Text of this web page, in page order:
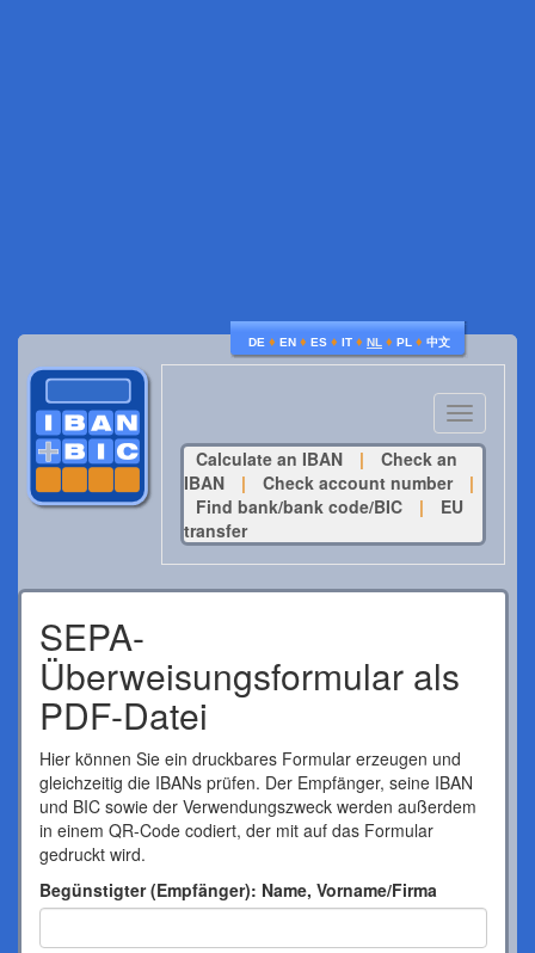
DE ♦ EN ♦ ES ♦ IT ♦ NL ♦ PL ♦ 中文
Toggle
navigation
Calculate an IBAN
|
Check an
IBAN
| Check account number
|
Find bank/bank code/BIC
|
EU
transfer
SEPA-
Überweisungsformular als
PDF-Datei
Hier können Sie ein druckbares Formular erzeugen und
gleichzeitig die IBANs prüfen. Der Empfänger, seine IBAN
und BIC sowie der Verwendungszweck werden außerdem
in einem QR-Code codiert, der mit auf das Formular
gedruckt wird.
Begünstigter (Empfänger): Name, Vorname/Firma